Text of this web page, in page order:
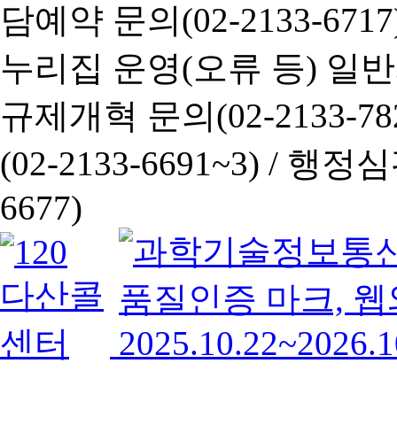
담예약 문의(02-2133-
누리집 운영(오류 등) 일
규제개혁 문의(02-2133-
(02-2133-6691~3) / 행정심
6677)